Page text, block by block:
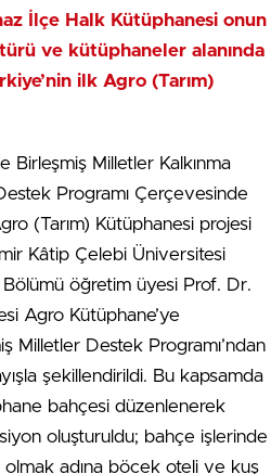
İlçe Halk Kütüphanesi onun
ve kütüphaneler alanında
ilk Agro (Tarım)
Birleşmiş Milletler Kalkınma
Programı Çerçevesinde
(Tarım) Kütüphanesi projesi
Kâtip Çelebi Üniversitesi
öğretim üyesi Prof. Dr.
Agro Kütüphane’ye
Milletler Destek Programı’ndan
şekillendirildi. Bu kapsamda
bahçesi düzenlenerek
oluşturuldu; bahçe işlerinde
olmak adına böcek oteli ve kuş